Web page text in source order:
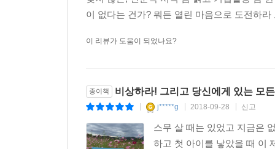
이 없다는 건가? 뭐든 열린 마음으로 도전하
이 리뷰가 도움이 되었나요?
종이책 비상하라! 그리고 당신에게 있는 모
j*****g 2018-09-28 신고
스무 살 때는 있었고 지금은
하고 첫 아이를 낳았을 때 이